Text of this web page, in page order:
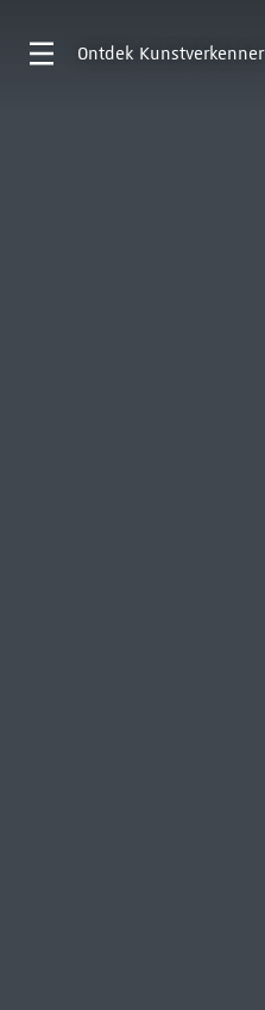
Ontdek Kunstverkenner